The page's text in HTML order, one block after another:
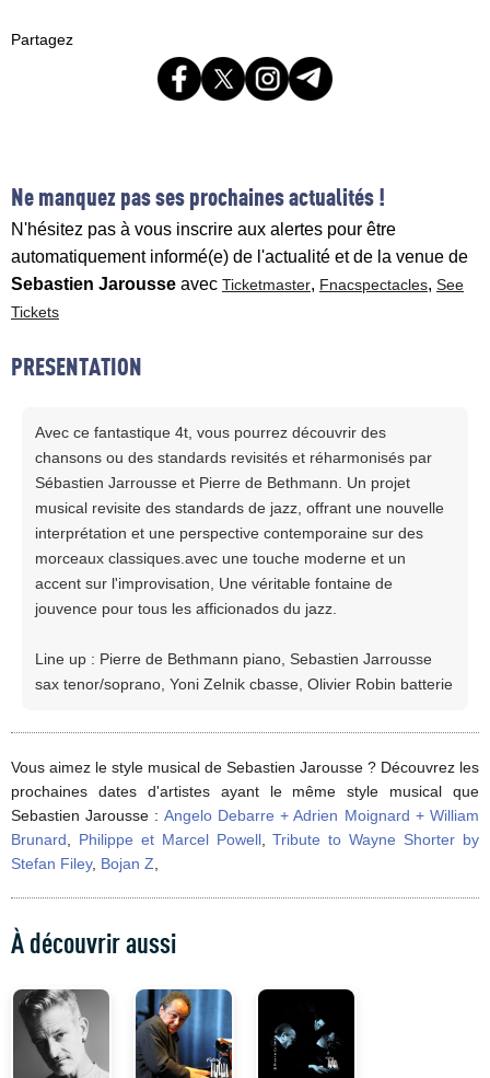
Partagez
Ne manquez pas ses prochaines actualités !
N'hésitez pas à vous inscrire aux alertes pour être
automatiquement informé(e) de l'actualité et de la venue de
Sebastien Jarousse avec Ticketmaster, Fnacspectacles, See
Tickets
PRESENTATION
Avec ce fantastique 4t, vous pourrez découvrir des
chansons ou des standards revisités et réharmonisés par
Sébastien Jarrousse et Pierre de Bethmann. Un projet
musical revisite des standards de jazz, offrant une nouvelle
interprétation et une perspective contemporaine sur des
morceaux classiques.avec une touche moderne et un
accent sur l'improvisation, Une véritable fontaine de
jouvence pour tous les afficionados du jazz.
Line up : Pierre de Bethmann piano, Sebastien Jarrousse
sax tenor/soprano, Yoni Zelnik cbasse, Olivier Robin batterie
Vous aimez le style musical de Sebastien Jarousse ? Découvrez les
prochaines dates d'artistes ayant le même style musical que
Sebastien Jarousse : Angelo Debarre + Adrien Moignard + William
Brunard
Philippe et Marcel Powell,Tribute to Wayne Shorter by
Stefan Filey, Bojan Z
À découvrir aussi